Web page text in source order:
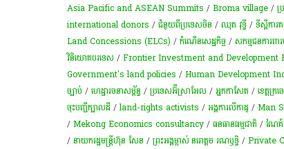
Asia Pacific and ASEAN Summits /Broma village/ប្
international donors /ជំនួយពីប្រទេសចិន /ឈុត វុទ្ធី/ទីស្តីការ
Land Concessions (ELCs) /កំណើន​សេដ្ឋកិច្ច/សកម្មជន​ការពា
វិនិយោគបរទេស/Frontier Investment and Development
Government's land policies /Human Development
ច្បាប់/ហេដ្ឋារចនាសម្ព័ន្ធ /ប្រ​ទេស​អ៊ីស្រាអែល/អ្នកកាសែត​/ខេត្តក្រច
ចុះបញ្ជីក្បាលដី/land-rights activists /អង្គការលីកាដូ/Man
/Mekong Economics consultancy/ធនធានធម្មជាតិ/ណៃគ៍
/នាយករដ្ឋមន្ត្រីហ៊ុន សែន /ព្រះអង្គម្ចាស់​ នរោត្តម រណឫទ្ធិ/Private